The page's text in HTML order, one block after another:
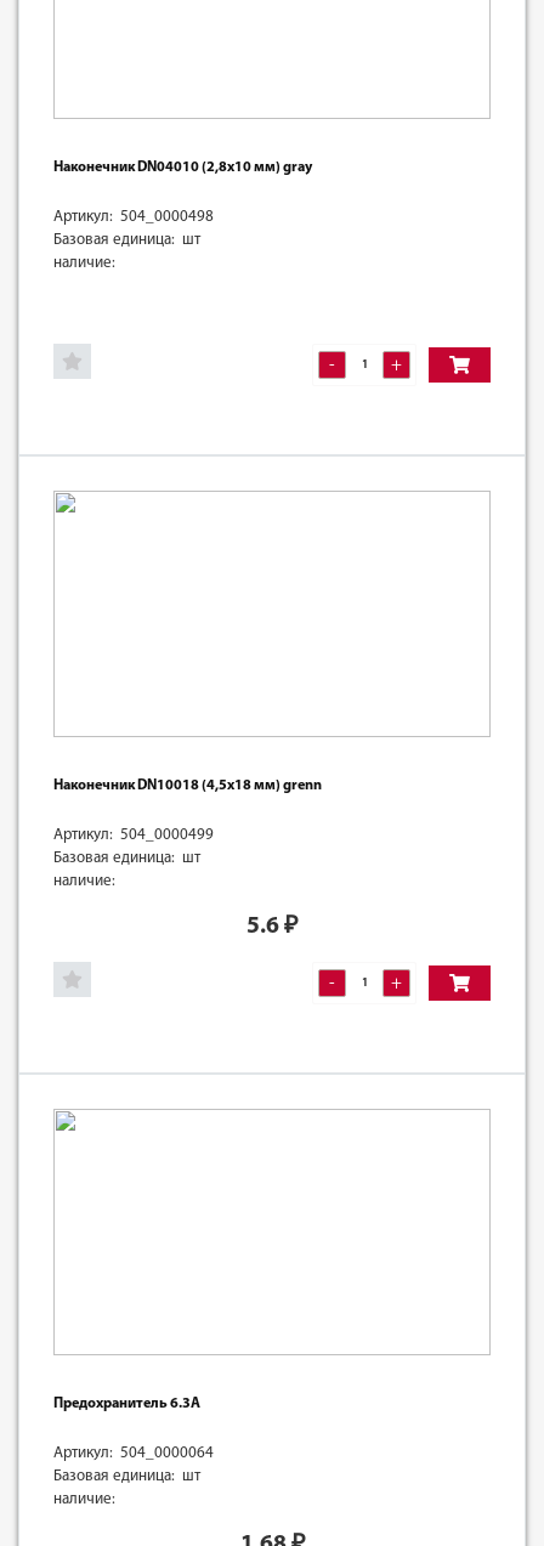
Наконечник DN04010 (2,8х10 мм) gray
Артикул: 504_0000498
Базовая единица: шт
наличие:
- +
Наконечник DN10018 (4,5х18 мм) grenn
Артикул: 504_0000499
Базовая единица: шт
наличие:
5.6 ₽
- +
Предохранитель 6.3А
Артикул: 504_0000064
Базовая единица: шт
наличие: